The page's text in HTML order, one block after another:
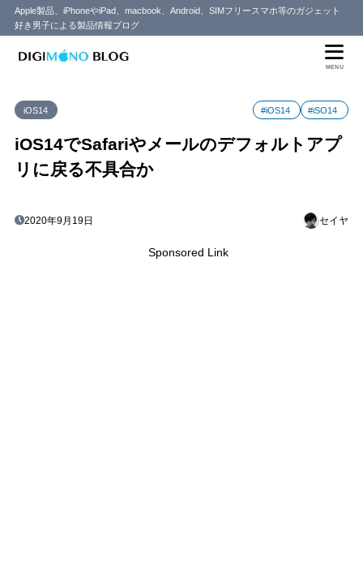
Apple製品、iPhoneやiPad、macbook、Android、SIMフリースマホ等のガジェット
好き男子による製品情報ブログ
MENU
iOS14 #iOS14 #iSO14
iOS14でSafariやメールのデフォルトアプ
リに戻る不具合か
2020年9月19日 セイヤ
Sponsored Link